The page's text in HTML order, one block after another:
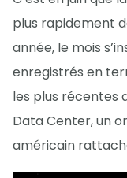
plus rapidement
année, le mois
enregistrés en
les plus récentes
Data Center, un
américain